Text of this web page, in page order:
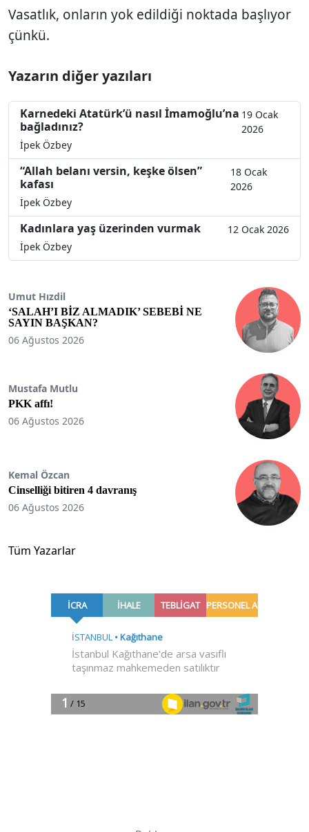
Vasatlık, onların yok edildiği noktada başlıyor
çünkü.
Yazarın diğer yazıları
Karnedeki Atatürk’ü nasıl İmamoğlu’na
bağladınız?
19 Ocak
2026
İpek Özbey
“Allah belanı versin, keşke ölsen”
kafası
18 Ocak
2026
İpek Özbey
Kadınlara yaş üzerinden vurmak
12 Ocak 2026
İpek Özbey
Umut Hızdil
‘SALAH’I BİZ ALMADIK’ SEBEBİ NE
SAYIN BAŞKAN?
06 Ağustos 2026
Mustafa Mutlu
PKK affı!
06 Ağustos 2026
Kemal Özcan
Cinselliği bitiren 4 davranış
06 Ağustos 2026
Tüm Yazarlar